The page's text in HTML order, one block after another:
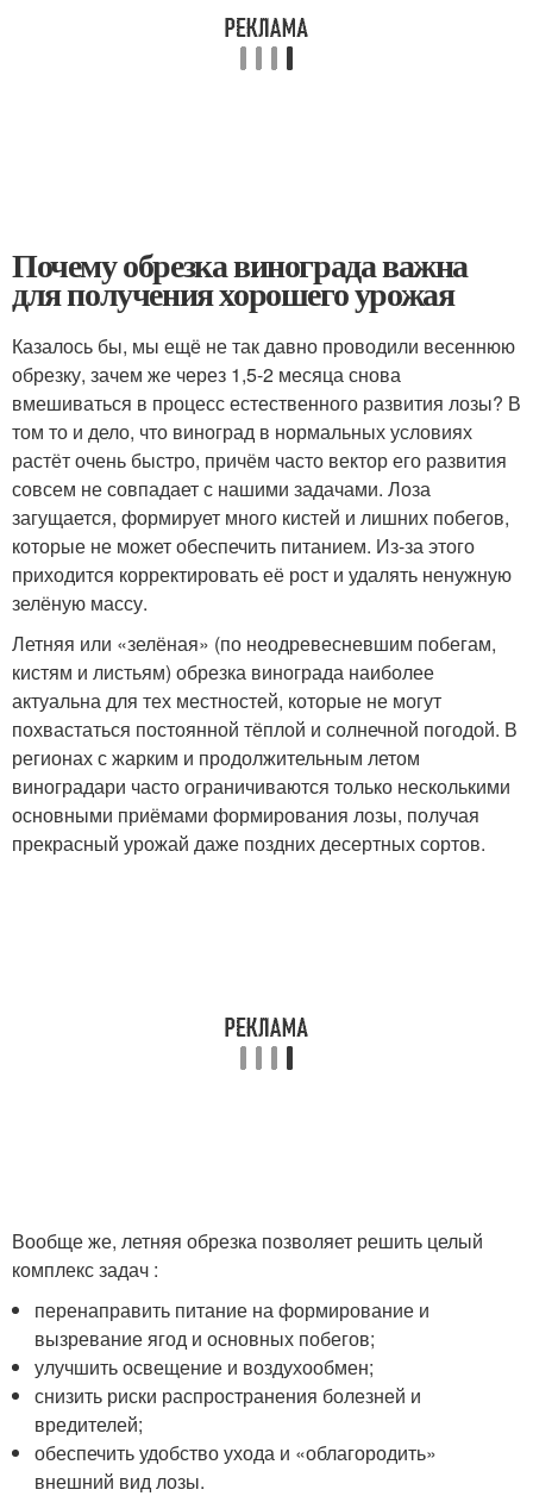
Почему обрезка винограда важна
для получения хорошего урожая
Казалось бы, мы ещё не так давно проводили весеннюю
обрезку, зачем же через 1,5-2 месяца снова
вмешиваться в процесс естественного развития лозы? В
том то и дело, что виноград в нормальных условиях
растёт очень быстро, причём часто вектор его развития
совсем не совпадает с нашими задачами. Лоза
загущается, формирует много кистей и лишних побегов,
которые не может обеспечить питанием. Из-за этого
приходится корректировать её рост и удалять ненужную
зелёную массу.
Летняя или «зелёная» (по неодревесневшим побегам,
кистям и листьям) обрезка винограда наиболее
актуальна для тех местностей, которые не могут
похвастаться постоянной тёплой и солнечной погодой. В
регионах с жарким и продолжительным летом
виноградари часто ограничиваются только несколькими
основными приёмами формирования лозы, получая
прекрасный урожай даже поздних десертных сортов.
Вообще же, летняя обрезка позволяет решить целый
комплекс задач :
перенаправить питание на формирование и
вызревание ягод и основных побегов;
улучшить освещение и воздухообмен;
снизить риски распространения болезней и
вредителей;
обеспечить удобство ухода и «облагородить»
внешний вид лозы.